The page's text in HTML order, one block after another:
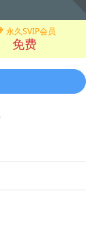
永久SVIP会员
免费